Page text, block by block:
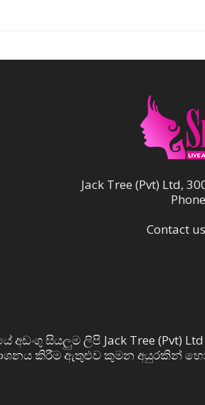
Jack Tree (Pvt) Ltd,
Contact
අඩංගු සියලුම ලිපි Jack Tree (Pvt)
කිරීම ඇතුළුව කුමන අයුරකින්